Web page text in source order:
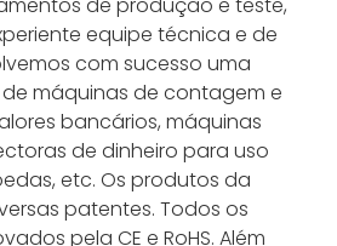
equipe técnica e de
com sucesso uma
máquinas de contagem e
bancários, máquinas
de dinheiro para uso
etc. Os produtos da
patentes. Todos os
pela CE e RoHS. Além